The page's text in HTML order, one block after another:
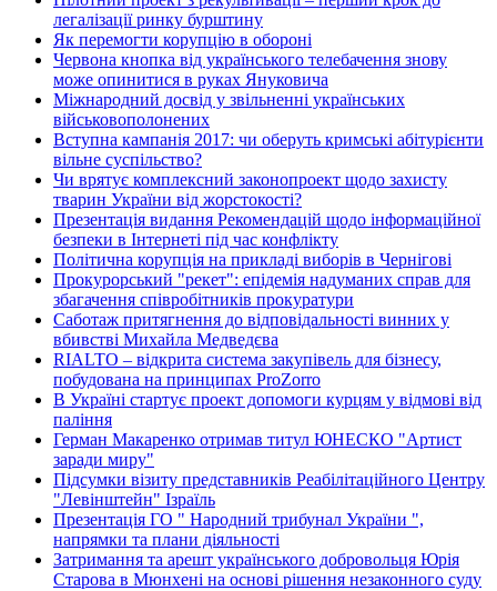
легалізації ринку бурштину
Як перемогти корупцію в обороні
Червона кнопка від українського телебачення знову
може опинитися в руках Януковича
Міжнародний досвід у звільненні українських
військовополонених
Вступна кампанія 2017: чи оберуть кримські абітурієнти
вільне суспільство?
Чи врятує комплексний законопроект щодо захисту
тварин України від жорстокості?
Презентація видання Рекомендацій щодо інформаційної
безпеки в Інтернеті під час конфлікту
Політична корупція на прикладі виборів в Чернігові
Прокурорський "рекет": епідемія надуманих справ для
збагачення співробітників прокуратури
Саботаж притягнення до відповідальності винних у
вбивстві Михайла Медведєва
RIALTO – відкрита система закупівель для бізнесу,
побудована на принципах ProZorro
В Україні стартує проект допомоги курцям у відмові від
паління
Герман Макаренко отримав титул ЮНЕСКО "Артист
заради миру"
Підсумки візиту представників Реабілітаційного Центру
"Левінштейн" Ізраїль
Презентація ГО " Народний трибунал України ",
напрямки та плани діяльності
Затримання та арешт українського добровольця Юрія
Старова в Мюнхені на основі рішення незаконного суду